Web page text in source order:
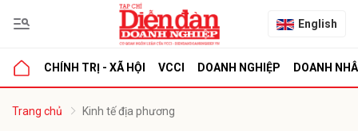
English
CHÍNH TRỊ - XÃ HỘI VCCI DOANH NGHIỆP DOANH
Trang chủ Kinh tế địa phương
luận